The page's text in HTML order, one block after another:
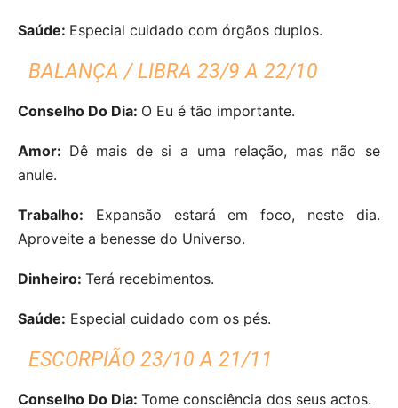
Saúde: Especial cuidado com órgãos duplos.
BALANÇA / LIBRA 23/9 A 22/10
Conselho Do Dia: O Eu é tão importante.
Amor: Dê mais de si a uma relação, mas não se
anule.
Trabalho: Expansão estará em foco, neste dia.
Aproveite a benesse do Universo.
Dinheiro: Terá recebimentos.
Saúde: Especial cuidado com os pés.
ESCORPIÃO 23/10 A 21/11
Conselho Do Dia: Tome consciência dos seus actos.